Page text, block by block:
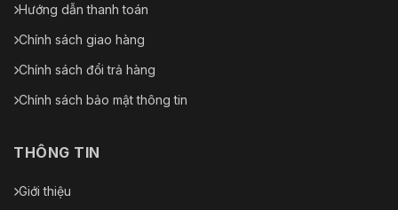
Hướng dẫn thanh toán
Chính sách giao hàng
Chính sách đổi trả hàng
Chính sách bảo mật thông tin
THÔNG TIN
Giới thiệu